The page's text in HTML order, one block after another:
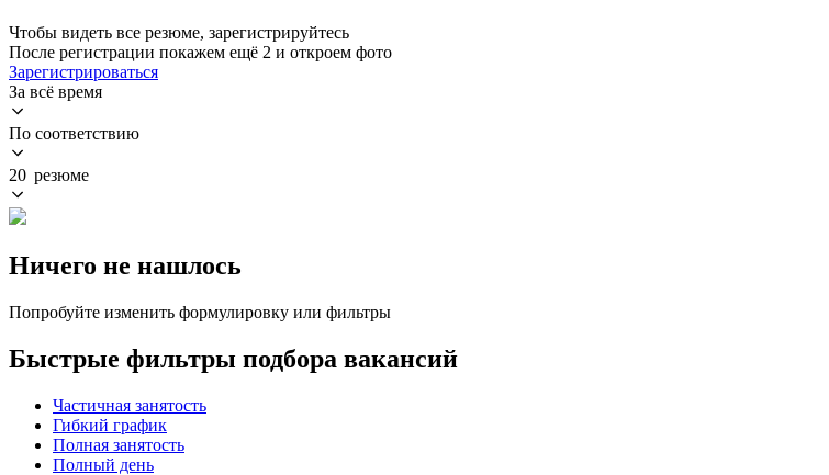
Чтобы видеть все резюме, зарегистрируйтесь
После регистрации покажем ещё 2 и откроем фото
Зарегистрироваться
За всё время
По соответствию
20 резюме
Ничего не нашлось
Попробуйте изменить формулировку или фильтры
Быстрые фильтры подбора вакансий
Частичная занятость
Гибкий график
Полная занятость
Полный день